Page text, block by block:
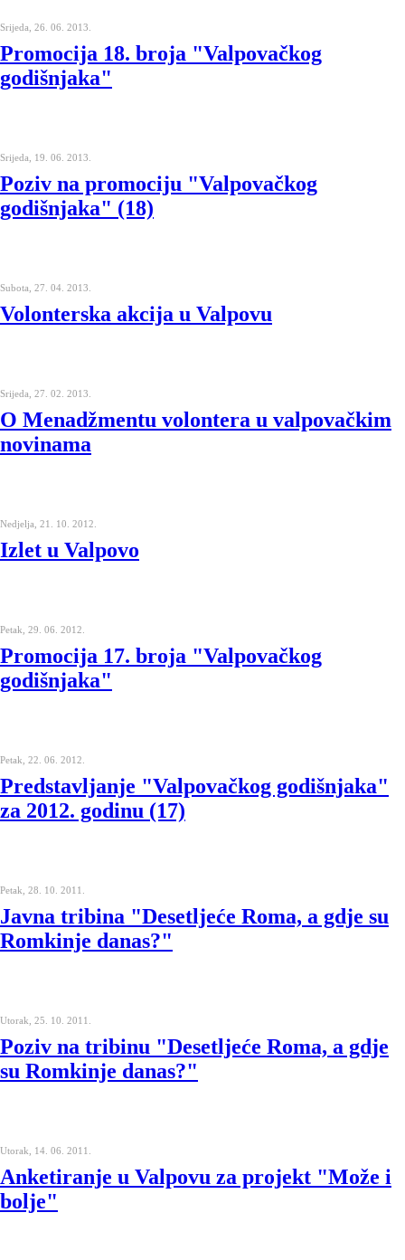
Srijeda, 26. 06. 2013.
Promocija 18. broja "Valpovačkog
godišnjaka"
Srijeda, 19. 06. 2013.
Poziv na promociju "Valpovačkog
godišnjaka" (18)
Subota, 27. 04. 2013.
Volonterska akcija u Valpovu
Srijeda, 27. 02. 2013.
O Menadžmentu volontera u valpovačkim
novinama
Nedjelja, 21. 10. 2012.
Izlet u Valpovo
Petak, 29. 06. 2012.
Promocija 17. broja "Valpovačkog
godišnjaka"
Petak, 22. 06. 2012.
Predstavljanje "Valpovačkog godišnjaka"
za 2012. godinu (17)
Petak, 28. 10. 2011.
Javna tribina "Desetljeće Roma, a gdje su
Romkinje danas?"
Utorak, 25. 10. 2011.
Poziv na tribinu "Desetljeće Roma, a gdje
su Romkinje danas?"
Utorak, 14. 06. 2011.
Anketiranje u Valpovu za projekt "Može i
bolje"